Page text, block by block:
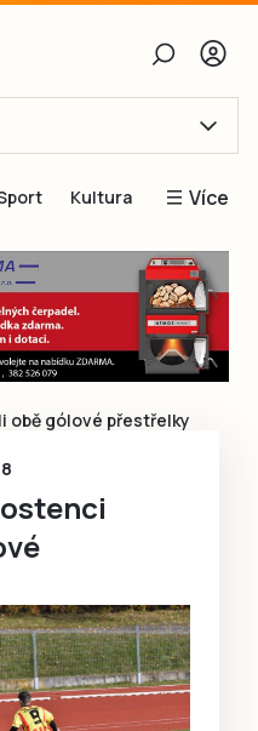
Obnovit heslo
se
Facebook
se
Kultura Více
Blogy
Inspirace
Čtenáři píší
Speciální přílohy
gólové přestřelky